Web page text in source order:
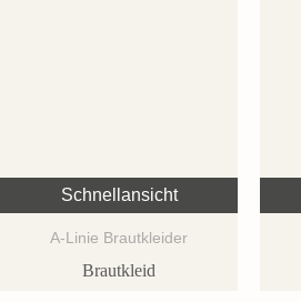
Schnellansicht
A-Linie Brautkleider
Brautkleid